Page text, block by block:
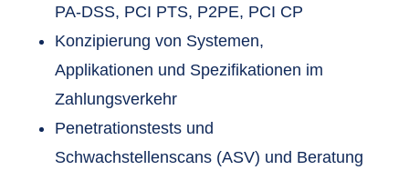
PA-DSS, PCI PTS, P2PE, PCI CP
Konzipierung von Systemen,
Applikationen und Spezifikationen im
Zahlungsverkehr
Penetrationstests und
Schwachstellenscans (ASV) und Beratung